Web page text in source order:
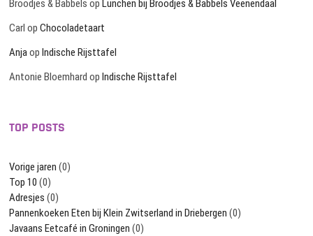
Broodjes & Babbels opLunchen bij Broodjes & Babbels Veenendaal
Carl opChocoladetaart
AnjaopIndische Rijsttafel
Antonie Bloemhard opIndische Rijsttafel
TOP POSTS
Vorige jaren (0)
Top 10 (0)
Adresjes (0)
Pannenkoeken Eten bij Klein Zwitserland in Driebergen (0)
Javaans Eetcafé in Groningen (0)